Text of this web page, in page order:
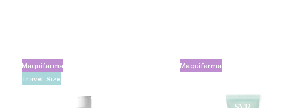
Maquifarma
Travel Size
Maquifarma